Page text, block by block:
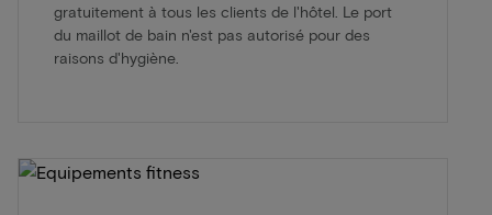
gratuitement à tous les clients de l'hôtel. Le port
du maillot de bain n'est pas autorisé pour des
raisons d'hygiène.